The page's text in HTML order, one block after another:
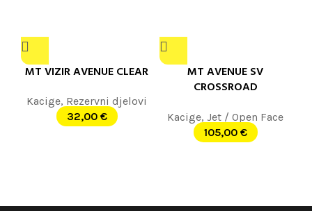
MT VIZIR AVENUE CLEAR
Kacige, Rezervni djelovi
32,00 €
MT AVENUE SV
CROSSROAD
Kacige, Jet / Open Face
105,00 €